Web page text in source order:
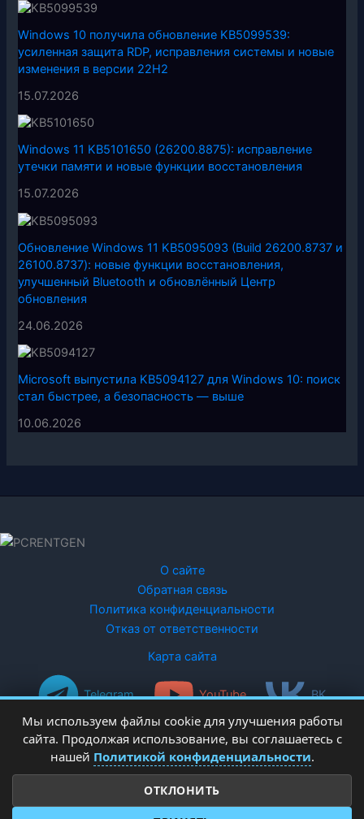
Windows 10 получила обновление KB5099539:
усиленная защита RDP, исправления системы и новые
изменения в версии 22H2
15.07.2026
Windows 11 KB5101650 (26200.8875): исправление
утечки памяти и новые функции восстановления
15.07.2026
Обновление Windows 11 KB5095093 (Build 26200.8737 и
26100.8737): новые функции восстановления,
улучшенный Bluetooth и обновлённый Центр
обновления
24.06.2026
Microsoft выпустила KB5094127 для Windows 10: поиск
стал быстрее, а безопасность — выше
10.06.2026
О сайте
Обратная связь
Политика конфиденциальности
Отказ от ответственности
Карта сайта
Telegram YouTube ВК
Copyright © 2026 PCRentgen - настройка Windows
Мы используем файлы cookie для улучшения работы
сайта. Продолжая использование, вы соглашаетесь с
нашей Политикой конфиденциальности.
ОТКЛОНИТЬ